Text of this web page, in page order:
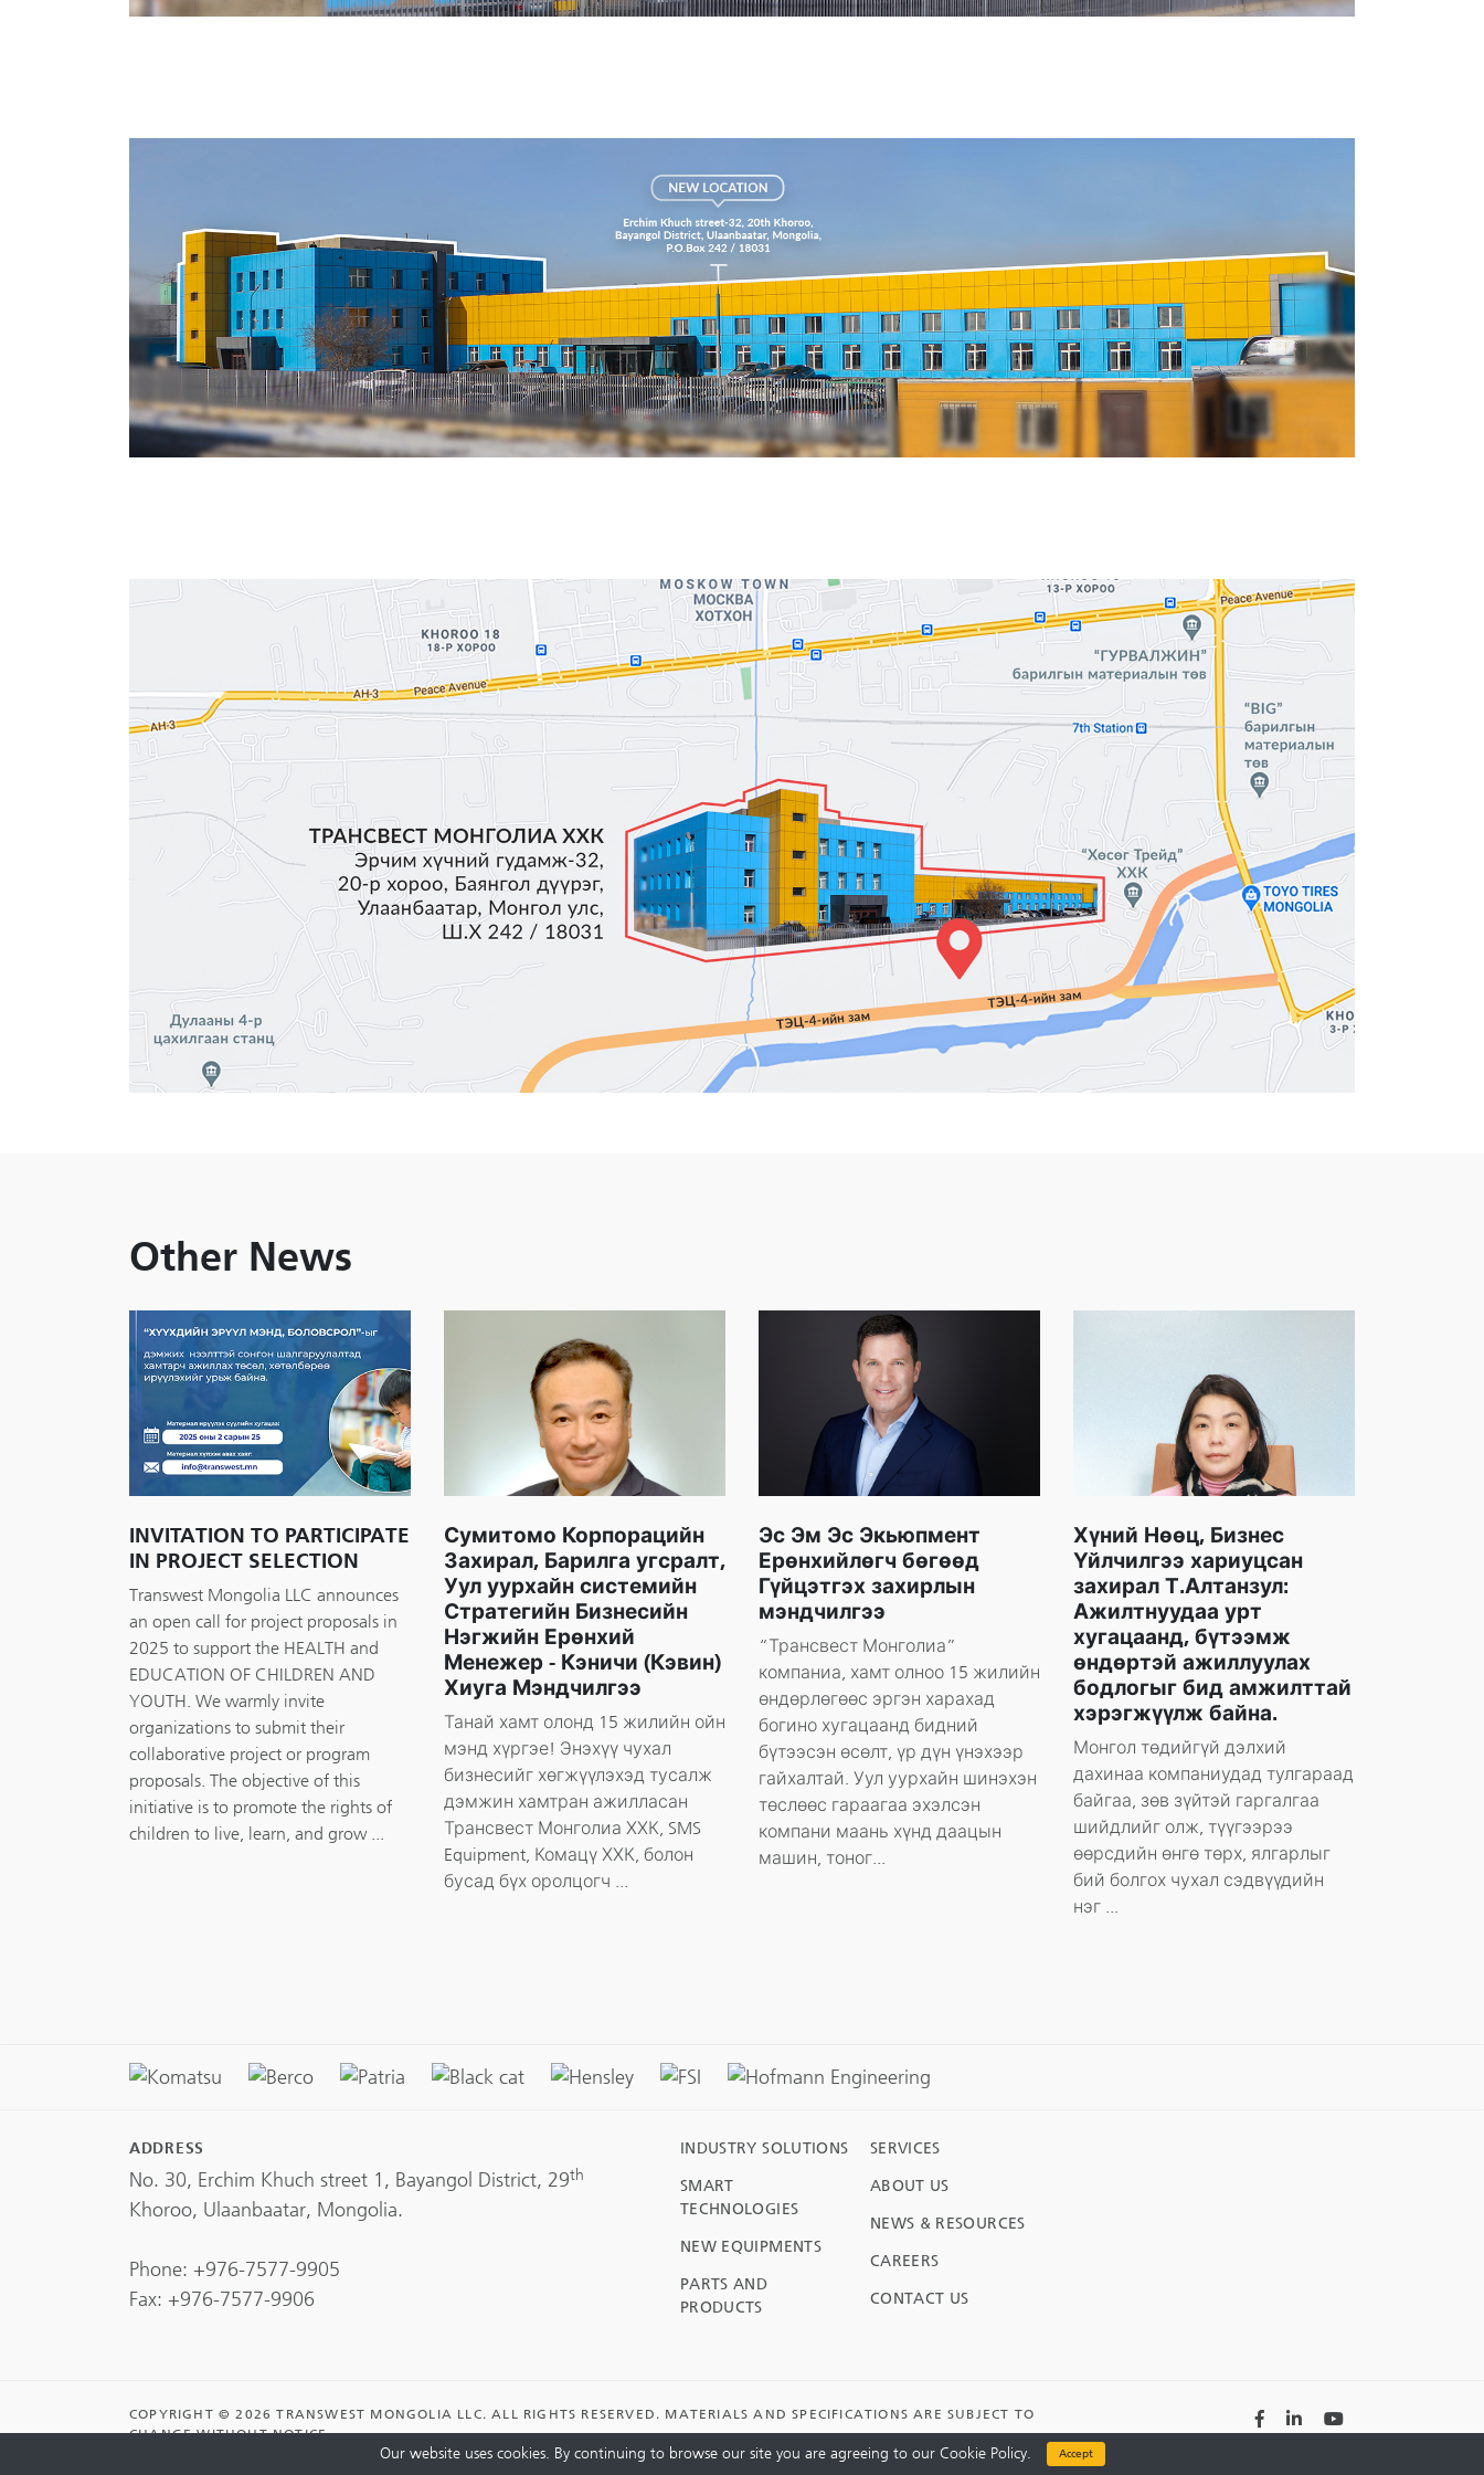
Other News
INVITATION TO PARTICIPATE
IN PROJECT SELECTION
Transwest Mongolia LLC announces
an open call for project proposals in
2025 to support the HEALTH and
EDUCATION OF CHILDREN AND
YOUTH. We warmly invite
organizations to submit their
collaborative project or program
proposals. The objective of this
initiative is to promote the rights of
children to live, learn, and grow ...
Сумитомо Корпорацийн
Захирал, Барилга угсралт,
Уул уурхайн системийн
Стратегийн Бизнесийн
Нэгжийн Ерөнхий
Менежер - Кэничи (Кэвин)
Хиуга Мэндчилгээ
Танай хамт олонд 15 жилийн ойн
мэнд хүргэе! Энэхүү чухал
бизнесийг хөгжүүлэхэд тусалж
дэмжин хамтран ажилласан
Трансвест Монголиа ХХК, SMS
Equipment, Комацү ХХК, болон
бусад бүх оролцогч ...
Эс Эм Эс Экьюпмент
Ерөнхийлөгч бөгөөд
Гүйцэтгэх захирлын
мэндчилгээ
“Трансвест Монголиа”
компаниа, хамт олноо 15 жилийн
өндөрлөгөөс эргэн харахад
богино хугацаанд бидний
бүтээсэн өсөлт, үр дүн үнэхээр
гайхалтай. Уул уурхайн шинэхэн
төслөөс гараагаа эхэлсэн
компани маань хүнд даацын
машин, тоног...
Хүний Нөөц, Бизнес
Үйлчилгээ хариуцсан
захирал Т.Алтанзул:
Ажилтнуудаа урт
хугацаанд, бүтээмж
өндөртэй ажиллуулах
бодлогыг бид амжилттай
хэрэгжүүлж байна.
Монгол төдийгүй дэлхий
дахинаа компаниудад тулгараад
байгаа, зөв зүйтэй гаргалгаа
шийдлийг олж, түүгээрээ
өөрсдийн өнгө төрх, ялгарлыг
бий болгох чухал сэдвүүдийн
нэг ...
ADDRESS
No. 30, Erchim Khuch street 1, Bayangol District, 29th
Khoroo, Ulaanbaatar, Mongolia.
Phone: +976-7577-9905
Fax: +976-7577-9906
INDUSTRY SOLUTIONS
SMART
TECHNOLOGIES
NEW EQUIPMENTS
PARTS AND
PRODUCTS
SERVICES
ABOUT US
NEWS & RESOURCES
CAREERS
CONTACT US
COPYRIGHT © 2026 TRANSWEST MONGOLIA LLC. ALL RIGHTS RESERVED. MATERIALS AND SPECIFICATIONS ARE SUBJECT TO
CHANGE WITHOUT NOTICE.
Facebook
LinkedInYouTube
Our website uses cookies. By continuing to browse our site you are agreeing to our Cookie Policy.